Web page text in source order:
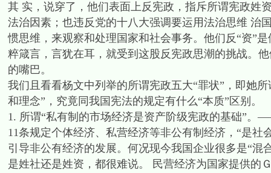
其 实，说穿了，他们表面上反宪政，指斥所谓宪政姓
法治因素；也违反党的十八大强调要运用法治思维 治
惯思维，来观察和处理国家和社会事务。他们反“资”
粹箴言，言犹在耳，就受到这股反宪政思潮的挑战。
的嘴巴。
我们且看看杨文中列举的所谓宪政五大“罪状”，即她
和理念”，究竟同我国宪法的规定有什么“本质”区别。
1. 所谓“私有制的市场经济是资产阶级宪政的基础”。
11条规定个体经济、私营经济等非公有制经济，“是
引导非公有经济的发展。何况现今我国企业很多是“
是姓社还是姓资，都很难说。 民营经济为国家提供的